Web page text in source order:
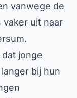
vanwege de
uit naar
jonge
bij hun